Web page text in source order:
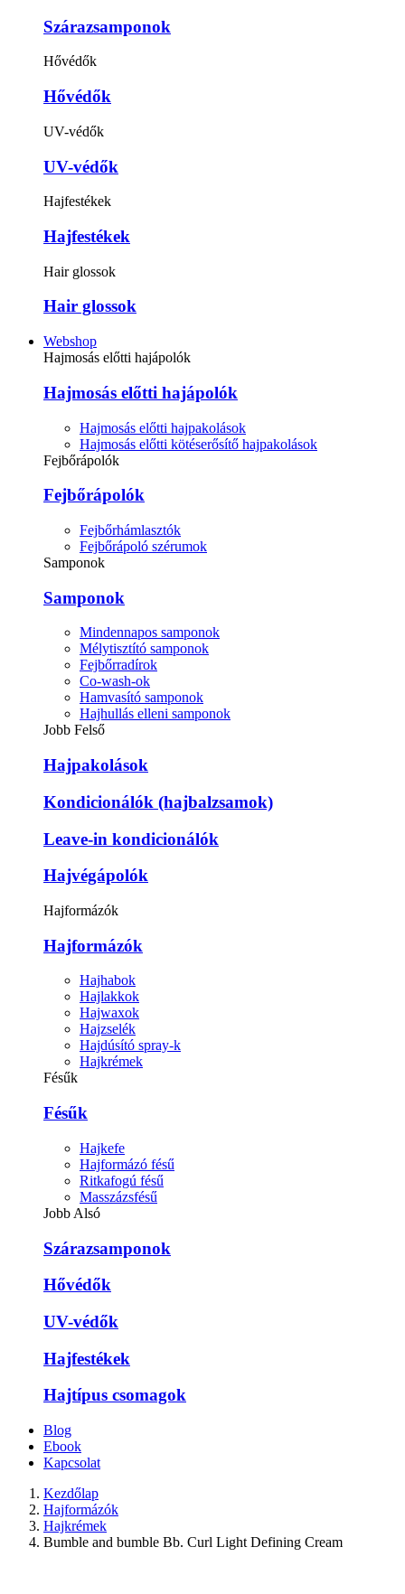
Szárazsamponok
Hővédők
Hővédők
UV-védők
UV-védők
Hajfestékek
Hajfestékek
Hair glossok
Hair glossok
Webshop
Hajmosás előtti hajápolók
Hajmosás előtti hajápolók
Hajmosás előtti hajpakolások
Hajmosás előtti kötéserősítő hajpakolások
Fejbőrápolók
Fejbőrápolók
Fejbőrhámlasztók
Fejbőrápoló szérumok
Samponok
Samponok
Mindennapos samponok
Mélytisztító samponok
Fejbőrradírok
Co-wash-ok
Hamvasító samponok
Hajhullás elleni samponok
Jobb Felső
Hajpakolások
Kondicionálók (hajbalzsamok)
Leave-in kondicionálók
Hajvégápolók
Hajformázók
Hajformázók
Hajhabok
Hajlakkok
Hajwaxok
Hajzselék
Hajdúsító spray-k
Hajkrémek
Fésűk
Fésűk
Hajkefe
Hajformázó fésű
Ritkafogú fésű
Masszázsfésű
Jobb Alsó
Szárazsamponok
Hővédők
UV-védők
Hajfestékek
Hajtípus csomagok
Blog
Ebook
Kapcsolat
Kezdőlap
Hajformázók
Hajkrémek
Bumble and bumble Bb. Curl Light Defining Cream